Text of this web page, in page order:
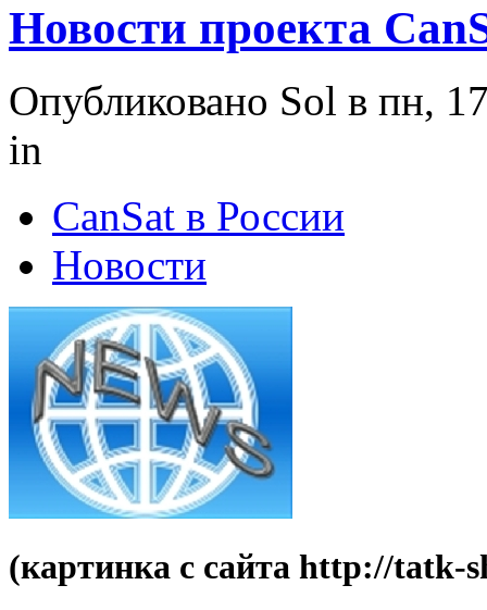
Новости проекта
Опубликовано Sol в пн,
in
CanSat в России
Новости
(картинка с сайта http://tatk-